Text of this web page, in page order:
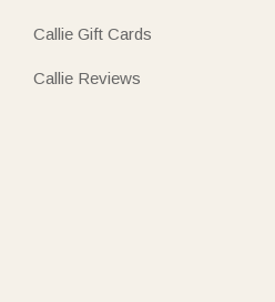
Callie Gift Cards
Callie Reviews